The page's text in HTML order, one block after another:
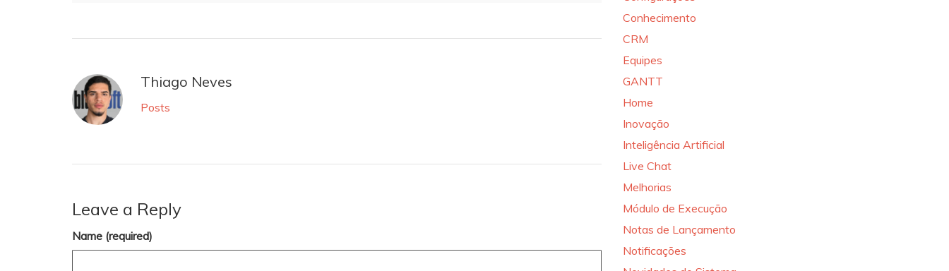
Thiago Neves
Posts
Leave a Reply
Name (required)
Conhecimento
CRM
Equipes
GANTT
Home
Inovação
Inteligência Artificial
Live Chat
Melhorias
Módulo de Execução
Notas de Lançamento
Notificações